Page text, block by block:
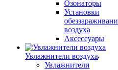
Озонаторы
Установки
воздуха
Аксессуары
Увлажнители воздуха
Увлажнители